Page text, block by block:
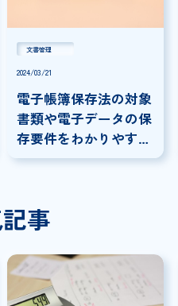
文書管理
2024/03/21
電子帳簿保存法の対象
書類や電子データの保
存要件をわかりやすく
解説
事